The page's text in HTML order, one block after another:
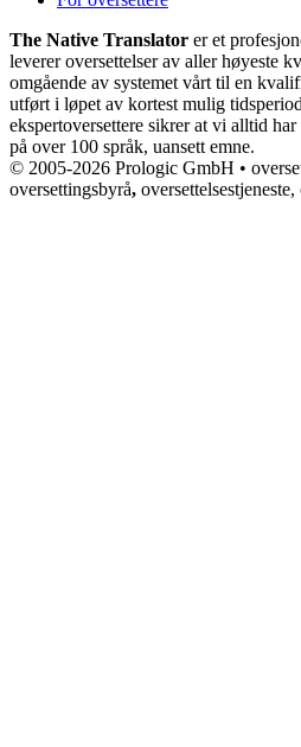
The Native Translator er et
leverer oversettelser av aller høyeste
omgående av systemet vårt til en
utført i løpet av kortest mulig
ekspertoversettere sikrer at vi alltid
på over 100 språk, uansett emne.
© 2005-2026 Prologic GmbH •
oversettingsbyrå,